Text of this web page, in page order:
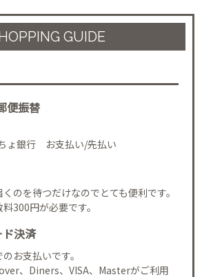
GUIDE
便振替
ょ銀行 お支払い/先払い
のを待つだけなのでとても便利です。
300円が必要です。
決済
お支払いです。
、Diners、VISA、Masterがご利用